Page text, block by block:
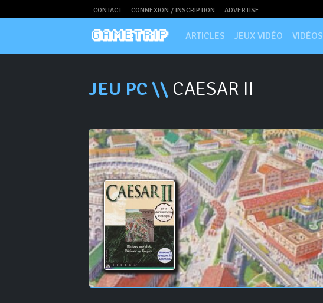
CONTACT CONNEXION / INSCRIPTION ADVERTISE
ARTICLES JEUX VIDÉO VIDÉOS
JEU PC \\ CAESAR II